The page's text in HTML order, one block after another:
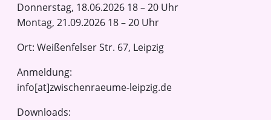
Donnerstag, 18.06.2026 18 – 20 Uhr
Montag, 21.09.2026 18 – 20 Uhr
Ort: Weißenfelser Str. 67, Leipzig
Anmeldung:
info[at]zwischenraeume-leipzig.de
Downloads: